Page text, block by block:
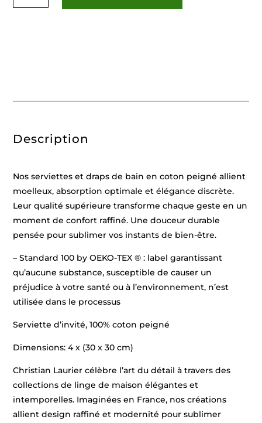
(30
Description
Nos serviettes et draps de bain en coton peigné allient
moelleux, absorption optimale et élégance discrète.
Leur qualité supérieure transforme chaque geste en un
moment de confort raffiné. Une douceur durable
pensée pour sublimer vos instants de bien-être.
– Standard 100 by OEKO-TEX ® : label garantissant
qu’aucune substance, susceptible de causer un
préjudice à votre santé ou à l’environnement, n’est
utilisée dans le processus
Serviette d’invité, 100% coton peigné
Dimensions: 4 x (30 x 30 cm)
Christian Laurier célèbre l’art du détail à travers des
collections de linge de maison élégantes et
intemporelles. Imaginées en France, nos créations
allient design raffiné et modernité pour sublimer